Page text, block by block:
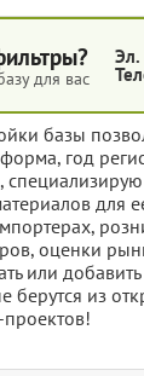
для вас
Эл.
базы
год
для
оценки
или
из